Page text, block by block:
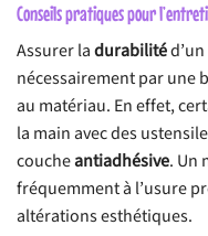
Conseils pratiques pour
Assurer ladurabilité
nécessairement par une
au matériau. En effet,
la main avec des
coucheantiadhésive. Un
fréquemment à l’usure
altérations esthétiques.